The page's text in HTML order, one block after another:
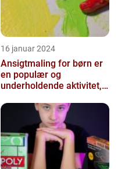
16 januar 2024
Ansigtmaling for børn er
en populær og
underholdende aktivitet,
kreativitet, fantasi ...